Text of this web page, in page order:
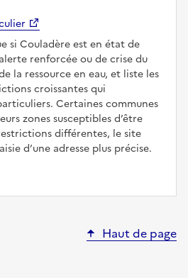
si Couladère est en état de
renforcée ou de crise du
la ressource en eau, et liste les
croissantes qui
Certaines communes
zones susceptibles d’être
différentes, le site
d’une adresse plus précise.
Haut de page